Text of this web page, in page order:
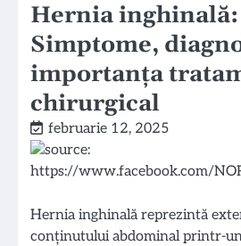
Hernia inghinală:
Simptome,
importanța
chirurgical
februarie 12, 2025
Hernia inghinală reprezintă
conținutului abdominal printr-